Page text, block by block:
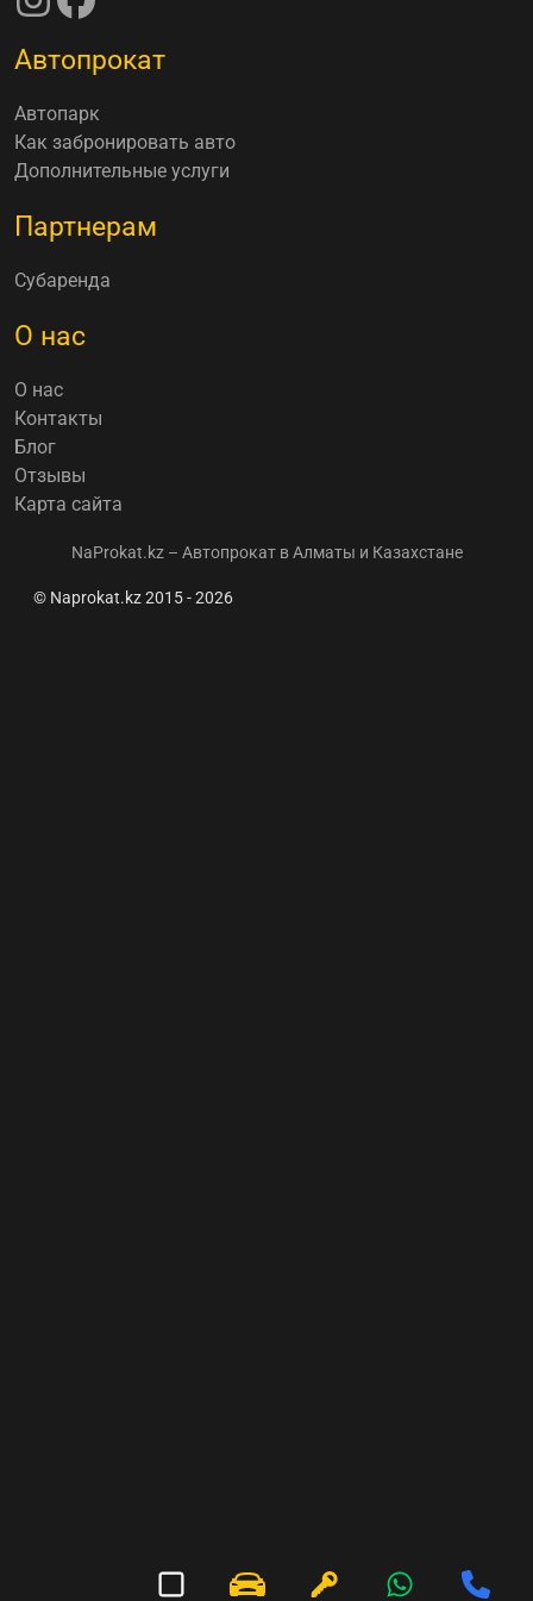
Автопрокат
Автопарк
Как забронировать авто
Дополнительные услуги
Партнерам
Субаренда
О нас
О нас
Контакты
Блог
Отзывы
Карта сайта
NaProkat.kz – Автопрокат в Алматы и Казахстане
© Naprokat.kz 2015 - 2026